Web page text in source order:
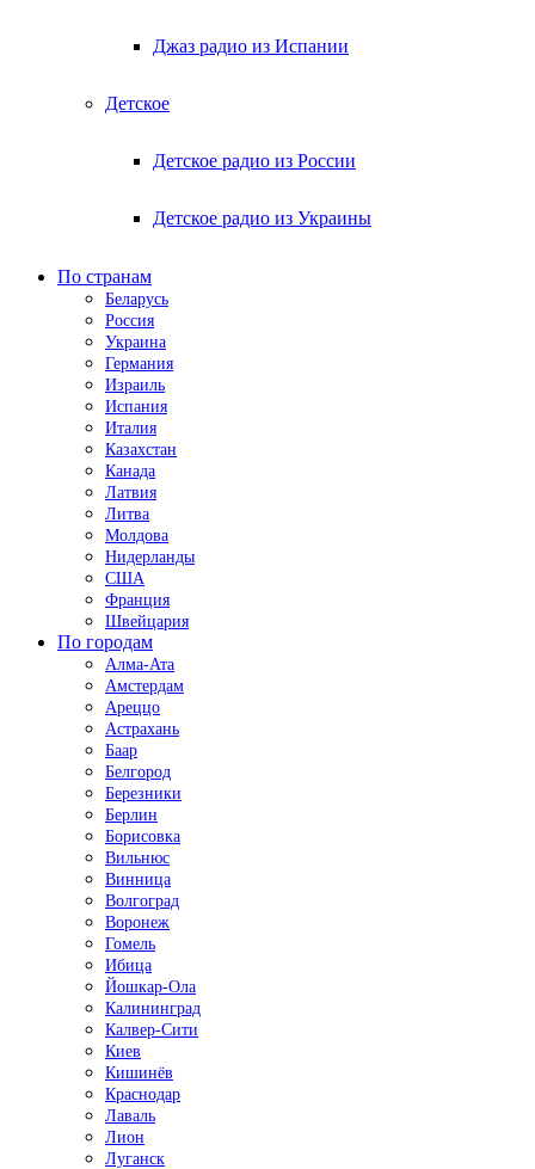
Джаз радио из Испании
Детское
Детское радио из России
Детское радио из Украины
По странам
Беларусь
Россия
Украина
Германия
Израиль
Испания
Италия
Казахстан
Канада
Латвия
Литва
Молдова
Нидерланды
США
Франция
Швейцария
По городам
Алма-Ата
Амстердам
Ареццо
Астрахань
Баар
Белгород
Березники
Берлин
Борисовка
Вильнюс
Винница
Волгоград
Воронеж
Гомель
Ибица
Йошкар-Ола
Калининград
Калвер-Сити
Киев
Кишинёв
Краснодар
Лаваль
Лион
Луганск